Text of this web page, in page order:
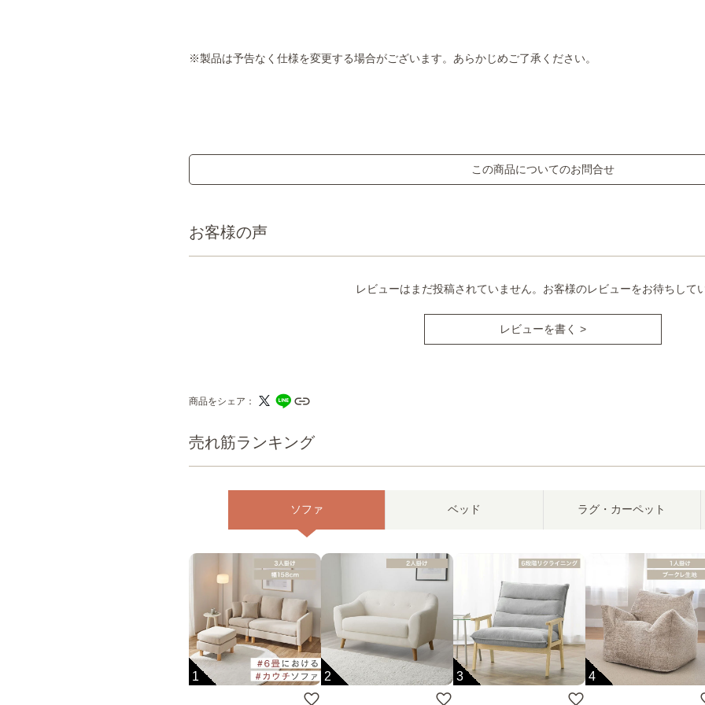
売れ筋ランキング
ソファ ベッド ラグ・カーペット
1 2 3 4
※製品は予告なく仕様を変更する場合がございます。あらかじめご了承ください。
この商品についてのお問合せ
お客様の声
レビューはまだ投稿されていません。お客様のレビューをお待ちして
レビューを書く >
商品をシェア